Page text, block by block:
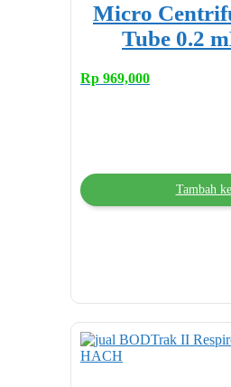
Micro
Tube 0.2
Rp 969,000
Tambah